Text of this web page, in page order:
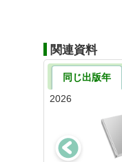
関連資料
同じ出版年
2026